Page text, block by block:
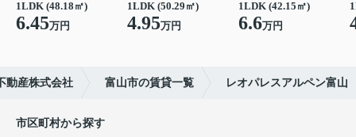
1LDK (48.18㎡)
6.45万円
1LDK (50.29㎡)
4.95万円
1LDK (42.15㎡)
6.6万円
動産株式会社 富山市の賃貸一覧 レオパレスアルペン富山
市区町村から探す